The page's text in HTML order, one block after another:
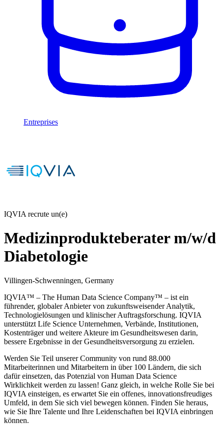
Entreprises
IQVIA recrute un(e)
Medizinprodukteberater m/w/d
Diabetologie
Villingen-Schwenningen, Germany
IQVIA™ – The Human Data Science Company™ – ist ein
führender, globaler Anbieter von zukunftsweisender Analytik,
Technologielösungen und klinischer Auftragsforschung. IQVIA
unterstützt Life Science Unternehmen, Verbände, Institutionen,
Kostenträger und weitere Akteure im Gesundheitswesen darin,
bessere Ergebnisse in der Gesundheitsversorgung zu erzielen.
Werden Sie Teil unserer Community von rund 88.000
Mitarbeiterinnen und Mitarbeitern in über 100 Ländern, die sich
dafür einsetzen, das Potenzial von Human Data Science
Wirklichkeit werden zu lassen! Ganz gleich, in welche Rolle Sie bei
IQVIA einsteigen, es erwartet Sie ein offenes, innovationsfreudiges
Umfeld, in dem Sie sich viel bewegen können. Finden Sie heraus,
wie Sie Ihre Talente und Ihre Leidenschaften bei IQVIA einbringen
können.